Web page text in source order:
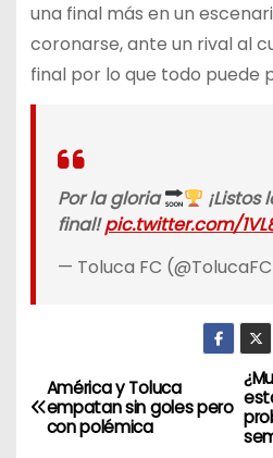
una final más en un
coronarse, ante un rival al
final por lo que todo puede
Por la gloria
¡Listos
final!pic.twitter.com/
— Toluca FC
N
a
América y Toluca
empatan sin goles pero
con polémica